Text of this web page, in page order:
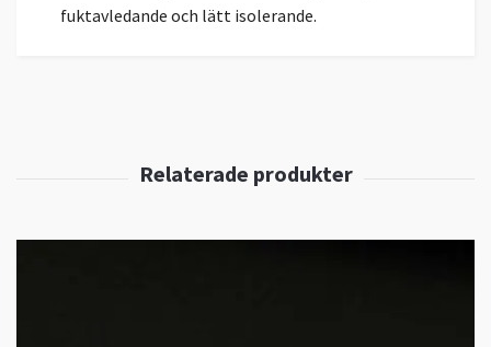
fuktavledande och lätt isolerande.